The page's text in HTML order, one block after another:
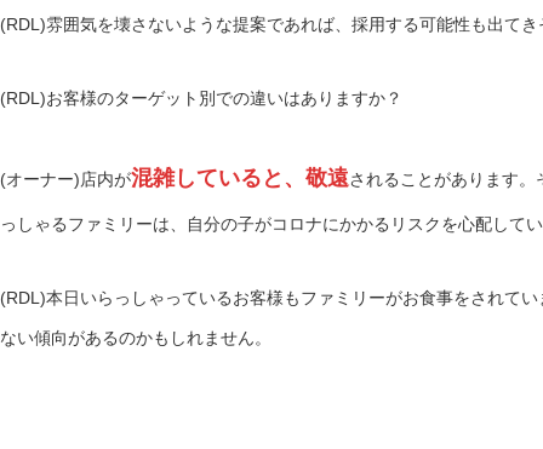
(RDL)雰囲気を壊さないような提案であれば、採用する可能性も出て
(RDL)お客様のターゲット別での違いはありますか？
(オーナー)店内が混雑していると、敬遠されることがあります
っしゃるファミリーは、自分の子がコロナにかかるリスクを心配して
(RDL)本日いらっしゃっているお客様もファミリーがお食事をされて
ない傾向があるのかもしれません。